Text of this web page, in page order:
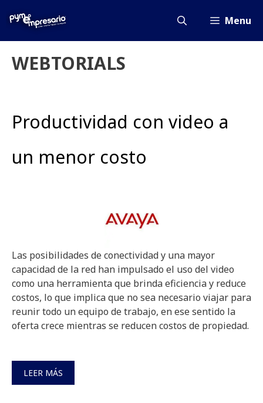
Menu
WEBTORIALS
Productividad con video a
un menor costo
Las posibilidades de conectividad y una mayor
capacidad de la red han impulsado el uso del video
como una herramienta que brinda eficiencia y reduce
costos, lo que implica que no sea necesario viajar para
reunir todo un equipo de trabajo, en ese sentido la
oferta crece mientras se reducen costos de propiedad.
LEER MÁS